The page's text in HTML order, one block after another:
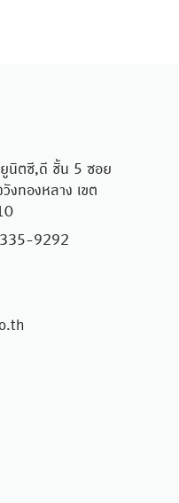
นิตซี,ดี ชั้น 5 ซอย
งทองหลาง เขต
9292